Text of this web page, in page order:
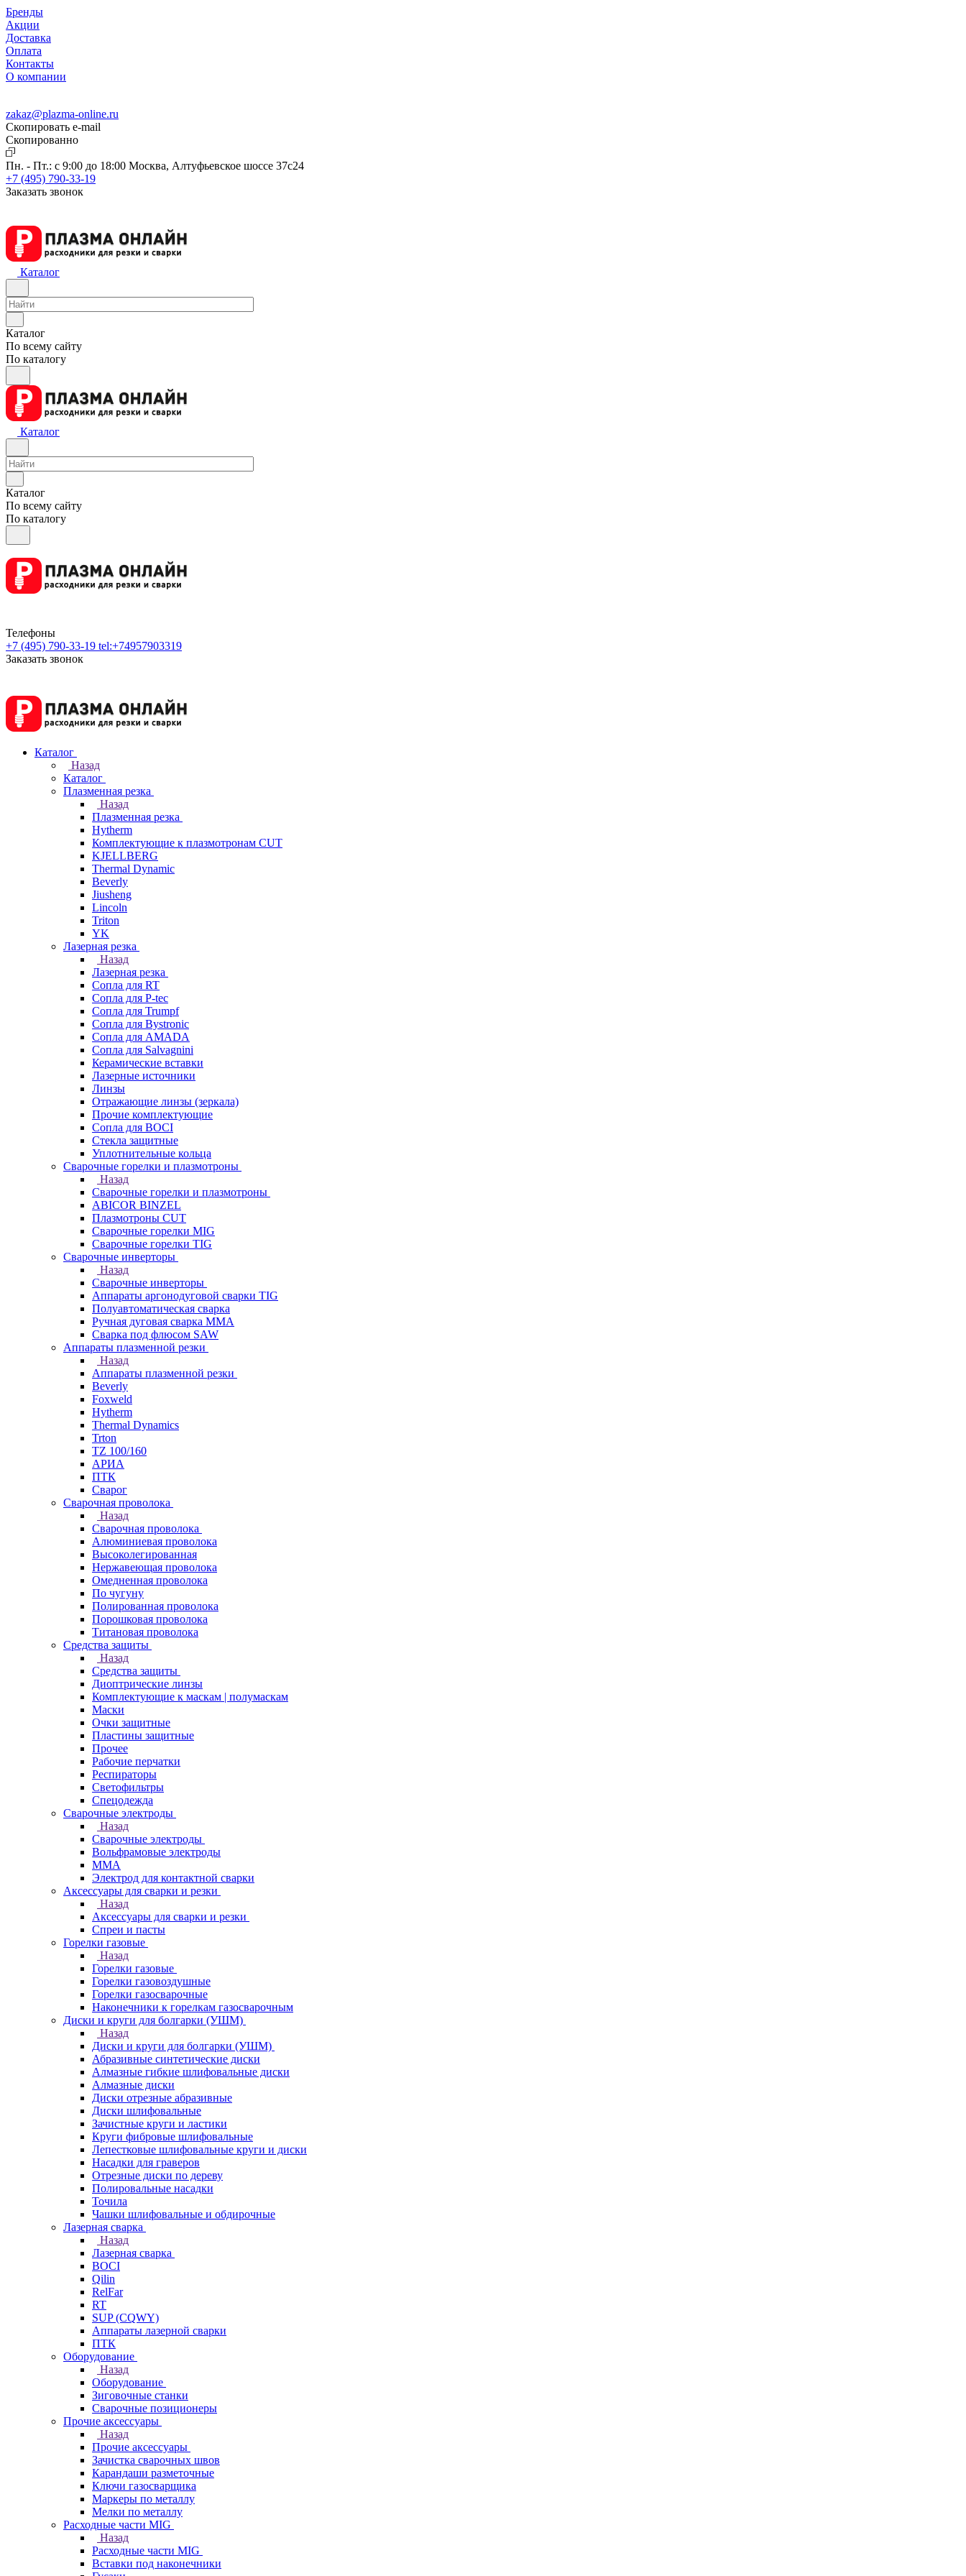
Бренды
Акции
Доставка
Оплата
Контакты
О компании
zakaz@plazma-online.ru
Скопировать e-mail
Cкопированно
Пн. - Пт.: с 9:00 до 18:00 Москва, Алтуфьевское шоссе 37с24
+7 (495) 790-33-19
Заказать звонок
Каталог
Каталог
По всему сайту
По каталогу
Каталог
Каталог
По всему сайту
По каталогу
Телефоны
+7 (495) 790-33-19 tel:+74957903319
Заказать звонок
Каталог
Назад
Каталог
Плазменная резка
Назад
Плазменная резка
Hytherm
Комплектующие к плазмотронам CUT
KJELLBERG
Thermal Dynamic
Beverly
Jiusheng
Lincoln
Triton
YK
Лазерная резка
Назад
Лазерная резка
Сопла для RT
Сопла для P-tec
Сопла для Trumpf
Сопла для Bystronic
Сопла для AMADA
Сопла для Salvagnini
Керамические вставки
Лазерные источники
Линзы
Отражающие линзы (зеркала)
Прочие комплектующие
Сопла для BOCI
Стекла защитные
Уплотнительные кольца
Сварочные горелки и плазмотроны
Назад
Сварочные горелки и плазмотроны
ABICOR BINZEL
Плазмотроны CUT
Сварочные горелки MIG
Сварочные горелки TIG
Сварочные инверторы
Назад
Сварочные инверторы
Аппараты аргонодуговой сварки TIG
Полуавтоматическая сварка
Ручная дуговая сварка MMA
Сварка под флюсом SAW
Аппараты плазменной резки
Назад
Аппараты плазменной резки
Beverly
Foxweld
Hytherm
Thermal Dynamics
Trton
TZ 100/160
АРИА
ПТК
Сварог
Сварочная проволока
Назад
Сварочная проволока
Алюминиевая проволока
Высоколегированная
Нержавеющая проволока
Омедненная проволока
По чугуну
Полированная проволока
Порошковая проволока
Титановая проволока
Средства защиты
Назад
Средства защиты
Диоптрические линзы
Комплектующие к маскам | полумаскам
Маски
Очки защитные
Пластины защитные
Прочее
Рабочие перчатки
Респираторы
Светофильтры
Спецодежда
Сварочные электроды
Назад
Сварочные электроды
Вольфрамовые электроды
ММА
Электрод для контактной сварки
Аксессуары для сварки и резки
Назад
Аксессуары для сварки и резки
Спреи и пасты
Горелки газовые
Назад
Горелки газовые
Горелки газовоздушные
Горелки газосварочные
Наконечники к горелкам газосварочным
Диски и круги для болгарки (УШМ)
Назад
Диски и круги для болгарки (УШМ)
Абразивные синтетические диски
Алмазные гибкие шлифовальные диски
Алмазные диски
Диски отрезные абразивные
Диски шлифовальные
Зачистные круги и ластики
Круги фибровые шлифовальные
Лепестковые шлифовальные круги и диски
Насадки для граверов
Отрезные диски по дереву
Полировальные насадки
Точила
Чашки шлифовальные и обдирочные
Лазерная сварка
Назад
Лазерная сварка
BOCI
Qilin
RelFar
RT
SUP (CQWY)
Аппараты лазерной сварки
ПТК
Оборудование
Назад
Оборудование
Зиговочные станки
Сварочные позиционеры
Прочие аксессуары
Назад
Прочие аксессуары
Зачистка сварочных швов
Карандаши разметочные
Ключи газосварщика
Маркеры по металлу
Мелки по металлу
Расходные части MIG
Назад
Расходные части MIG
Вставки под наконечники